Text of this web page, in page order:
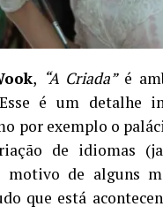
, “A Criada”é
Esse é um detalhe
por exemplo o
de idiomas
motivo de alguns
que está